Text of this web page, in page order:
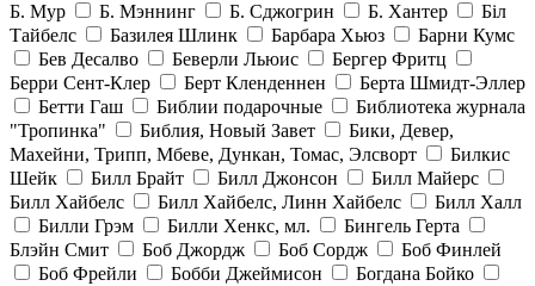
Б. Мур
Б. Мэннинг Б. Сджогрин Б. Хантер
Біл
Тайбелс
Базилея Шлинк Барбара Хьюз
Барни Кумс
Бев Десалво
Беверли Льюис
Бергер Фритц
Берри Сент-Клер
Берт Кленденнен
Берта Шмидт-Эллер
Бетти Гаш
Библии подарочные
Библиотека журнала
"Тропинка"
Библия, Новый Завет
Бики, Девер,
Махейни, Трипп, Мбеве, Дункан, Томас, Элсворт
Билкис
Шейк
Билл Брайт Билл Джонсон
Билл Майерс
Билл Хайбелс
Билл Хайбелс, Линн Хайбелс
Билл Халл
Билли Грэм
Билли Хенкс, мл.
Бингель Герта
Блэйн Смит
Боб Джордж Боб Сордж
Боб Финлей
Боб Фрейли
Бобби Джеймисон
Богдана Бойко